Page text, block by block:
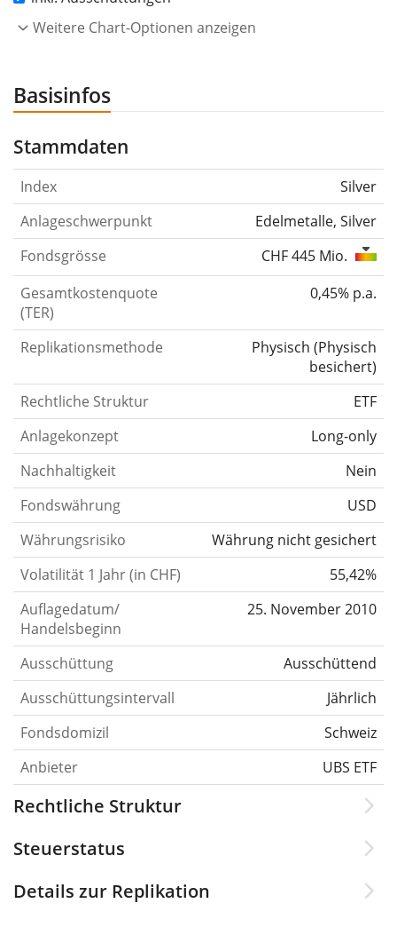
Weitere Chart-Optionen anzeigen
Basisinfos
Stammdaten
Index
Silver
Anlageschwerpunkt
Edelmetalle, Silver
Fondsgrösse
CHF 445 Mio.
Gesamtkostenquote
(TER)
0,45% p.a.
Replikationsmethode Physisch (Physisch
besichert)
Rechtliche Struktur
ETF
Anlagekonzept
Long-only
Nachhaltigkeit
Nein
Fondswährung
USD
Währungsrisiko
Währung nicht gesichert
Volatilität 1 Jahr (in CHF)
55,42%
Auflagedatum/
Handelsbeginn
25. November 2010
Ausschüttung
Ausschüttend
Ausschüttungsintervall
Jährlich
Fondsdomizil
Schweiz
Anbieter
UBS ETF
Rechtliche Struktur
Steuerstatus
Details zur Replikation